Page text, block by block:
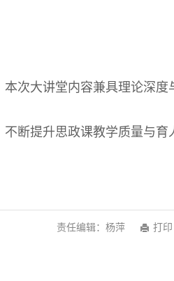
次大讲堂内容兼具理论深度
断提升思政课教学质量与育
打印
责任编辑：杨萍